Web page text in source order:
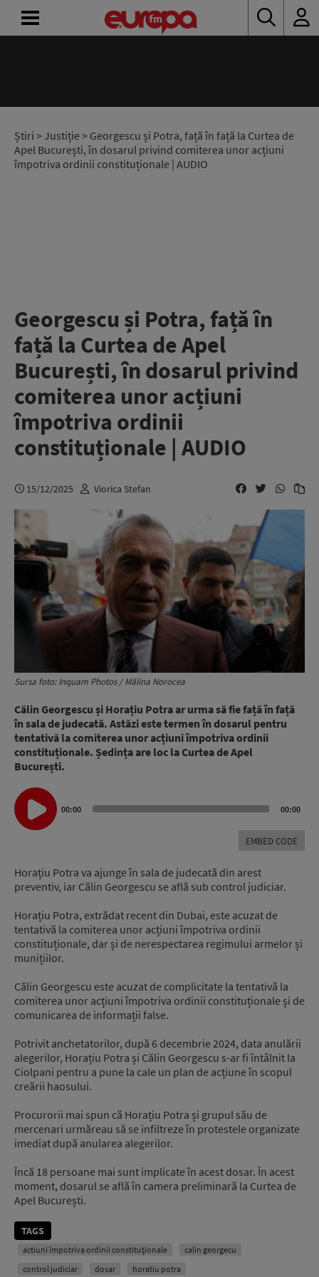
Știri > Justiție> Georgescu și Potra, față în față la Curtea de
Apel București, în dosarul privind comiterea unor acțiuni
împotriva ordinii constituționale | AUDIO
Georgescu și Potra, față în
față la Curtea de Apel
București, în dosarul privind
comiterea unor acțiuni
împotriva ordinii
constituționale | AUDIO
15/12/2025 Viorica Stefan
Sursa foto: Inquam Photos / Mălina Norocea
Călin Georgescu și Horațiu Potra ar urma să fie față în față
în sala de judecată. Astăzi este termen în dosarul pentru
tentativă la comiterea unor acțiuni împotriva ordinii
constituționale. Ședința are loc la Curtea de Apel
București.
Audio
Player
00:00 00:00
EMBED CODE
Horațiu Potra va ajunge în sala de judecată din arest
preventiv, iar Călin Georgescu se află sub control judiciar.
Horațiu Potra, extrădat recent din Dubai, este acuzat de
tentativă la comiterea unor acțiuni împotriva ordinii
constituționale, dar și de nerespectarea regimului armelor și
munițiilor.
Călin Georgescu este acuzat de complicitate la tentativă la
comiterea unor acțiuni împotriva ordinii constituționale și de
comunicarea de informații false.
Potrivit anchetatorilor, după 6 decembrie 2024, data anulării
alegerilor, Horațiu Potra și Călin Georgescu s-ar fi întâlnit la
Ciolpani pentru a pune la cale un plan de acțiune în scopul
creării haosului.
Procurorii mai spun că Horațiu Potra și grupul său de
mercenari urmăreau să se infiltreze în protestele organizate
imediat după anularea alegerilor.
Încă 18 persoane mai sunt implicate în acest dosar. În acest
moment, dosarul se află în camera preliminară la Curtea de
Apel București.
TAGS
actiuni împotriva ordinii constituționale
calin georgecu
control judiciar
dosar horatiu potra
RADIO
CONCURSURI